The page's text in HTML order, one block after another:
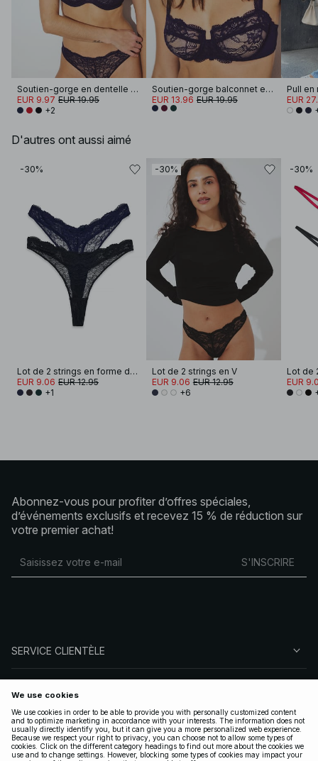
Soutien-gorge en dentelle à armatures
EUR 9.97 EUR 19.95
+2
Soutien-gorge balconnet en dentelle à larges bretelles
EUR 13.96 EUR 19.95
EUR
D'autres ont aussi aimé
-30%
Lot de 2 strings en forme de V
EUR 9.06 EUR 12.95
+1
-30%
Lot de 2 strings en V
EUR 9.06 EUR 12.95
+6
-30%
Lot de
EUR
Abonnez-vous pour profiter d’offres spéciales,
d’événements exclusifs et recevez 15 % de réduction sur
votre premier achat!
S'INSCRIRE
SERVICE CLIENTÈLE
SUIVEZ-NOUS
LÉGAL